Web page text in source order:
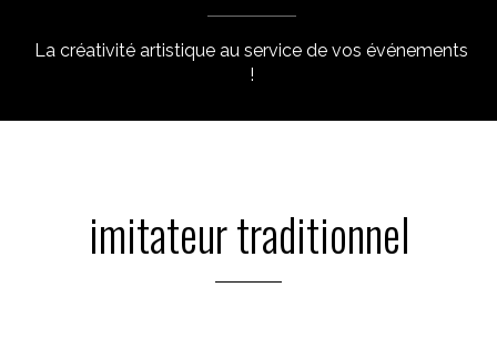
La créativité artistique au service de vos événements
!
imitateur traditionnel